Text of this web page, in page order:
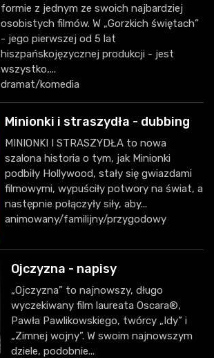
formie z jednym ze swoich najbardziej
osobistych filmów. W „Gorzkich świętach”
- jego pierwszej od 5 lat
hiszpańskojęzycznej produkcji - jest
wszystko,...
dramat/komedia
Minionki i straszydła - dubbing
MINIONKI I STRASZYDŁA to nowa
szalona historia o tym, jak Minionki
podbiły Hollywood, stały się gwiazdami
filmowymi, wypuściły potwory na świat, a
następnie połączyły siły, aby...
animowany/familijny/przygodowy
Ojczyzna - napisy
„Ojczyzna” to najnowszy, długo
wyczekiwany film laureata Oscara®,
Pawła Pawlikowskiego, twórcy „Idy” i
„Zimnej wojny”. W swoim najnowszym
dziele, podobnie...